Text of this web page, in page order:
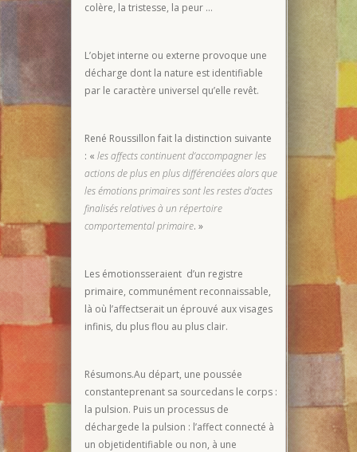
colère, la tristesse, la peur …
L’objet interne ou externe provoque une
décharge dont la nature est identifiable
par le caractère universel qu’elle revêt.
René Roussillon fait la distinction suivante
: « les affects continuent d’accompagner les
actions de plus en plus différenciées alors que
les émotions primaires sont les restes d’actes
finalisés relatives à un répertoire
comportemental primaire. »
Les émotionsseraient d’un registre
primaire, communément reconnaissable,
là où l’affectserait un éprouvé aux visages
infinis, du plus flou au plus clair.
Résumons.Au départ, une poussée
constanteprenant sa sourcedans le corps :
la pulsion. Puis un processus de
déchargede la pulsion : l’affect connecté à
un objetidentifiable ou non, à une